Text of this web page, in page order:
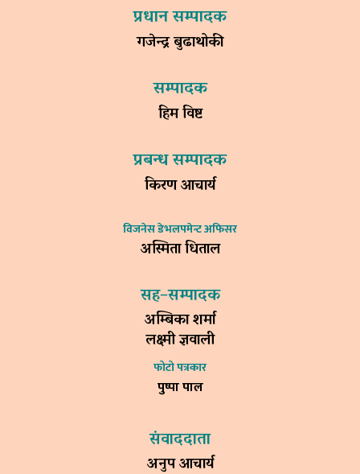
प्रधान सम्पादक
गजेन्द्र बुढाथोकी
सम्पादक
हिम विष्ट
प्रबन्ध सम्पादक
किरण आचार्य
विजनेस डेभलपमेन्ट अफिसर
अस्मिता धिताल
सह–सम्पादक
अम्बिका शर्मा
लक्ष्मी ज्ञवाली
फोटो पत्रकार
पुष्पा पाल
संवाददाता
अनुप आचार्य